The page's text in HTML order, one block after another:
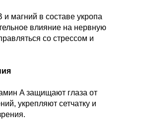
магний в составе укропа
влияние на нервную
со стрессом и
A защищают глаза от
укрепляют сетчатку и